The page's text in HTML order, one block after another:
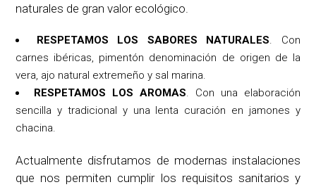
naturales de gran valor ecológico.
RESPETAMOS LOS SABORES NATURALES . Con
carnes ibéricas, pimentón denominación de origen de la
vera, ajo natural extremeño y sal marina.
RESPETAMOS LOS AROMAS . Con una elaboración
sencilla y tradicional y una lenta curación en jamones y
chacina.
Actualmente disfrutamos de modernas instalaciones
que nos permiten cumplir los requisitos sanitarios y